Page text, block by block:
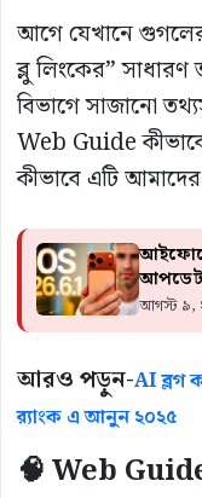
আগে যেখানে গুগলের
ব্লু লিংকের”
বিভাগে সাজানো
Web Guide
কীভাবে এটি
আপডেট
আগস্ট ৯,
আরও পড়ুন-AI ব্লগ
র‍্যাংক এ আনুন ২০২৫
🧠 Web